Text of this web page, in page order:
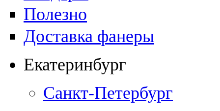
Полезно
Доставка фанеры
Екатеринбург
Санкт-Петербург